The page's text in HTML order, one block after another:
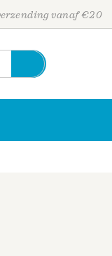
vanaf €20
Personen